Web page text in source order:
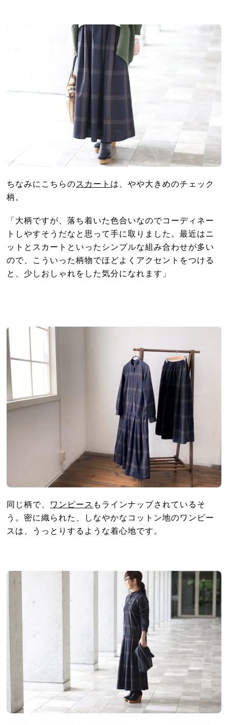
ちなみにこちらのスカート は、やや大きめのチェック
柄。
「大柄ですが、落ち着いた色合いなのでコーディネー
トしやすそうだなと思って手に取りました。最近はニ
ットとスカートといったシンプルな組み合わせが多い
ので、こういった柄物でほどよくアクセントをつける
と、少しおしゃれをした気分になれます」
同じ柄で、 ワンピース もラインナップされているそ
う。密に織られた、しなやかなコットン地のワンピー
スは、うっとりするような着心地です。